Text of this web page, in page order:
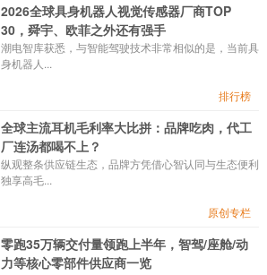
2026全球具身机器人视觉传感器厂商TOP
30，舜宇、欧菲之外还有强手
潮电智库获悉，与智能驾驶技术非常相似的是，当前具
身机器人...
排行榜
全球主流耳机毛利率大比拼：品牌吃肉，代工
厂连汤都喝不上？
纵观整条供应链生态，品牌方凭借心智认同与生态便利
独享高毛...
原创专栏
零跑35万辆交付量领跑上半年，智驾/座舱/动
力等核心零部件供应商一览